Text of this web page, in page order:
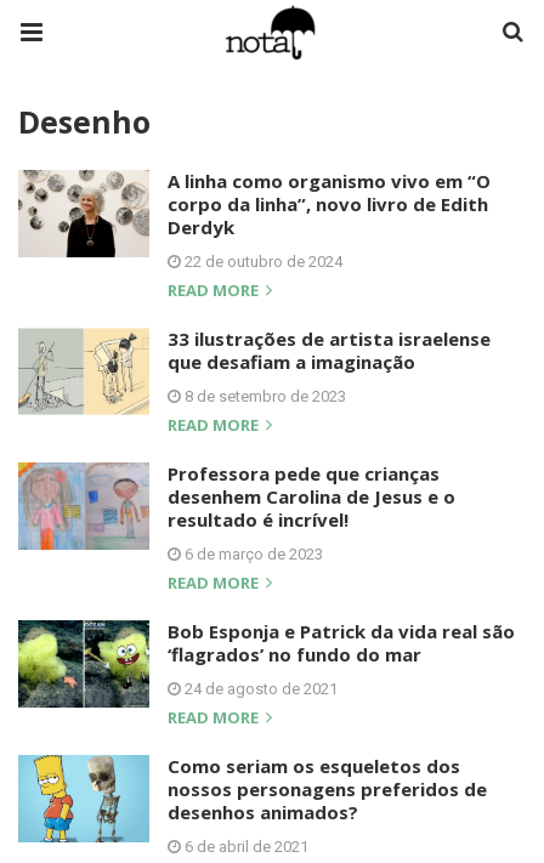
Desenho
A linha como organismo vivo em “O
corpo da linha”, novo livro de Edith
Derdyk
22 de outubro de 2024
READ MORE
33 ilustrações de artista israelense
que desafiam a imaginação
8 de setembro de 2023
READ MORE
Professora pede que crianças
desenhem Carolina de Jesus e o
resultado é incrível!
6 de março de 2023
READ MORE
Bob Esponja e Patrick da vida real são
‘flagrados’ no fundo do mar
24 de agosto de 2021
READ MORE
Como seriam os esqueletos dos
nossos personagens preferidos de
desenhos animados?
6 de abril de 2021